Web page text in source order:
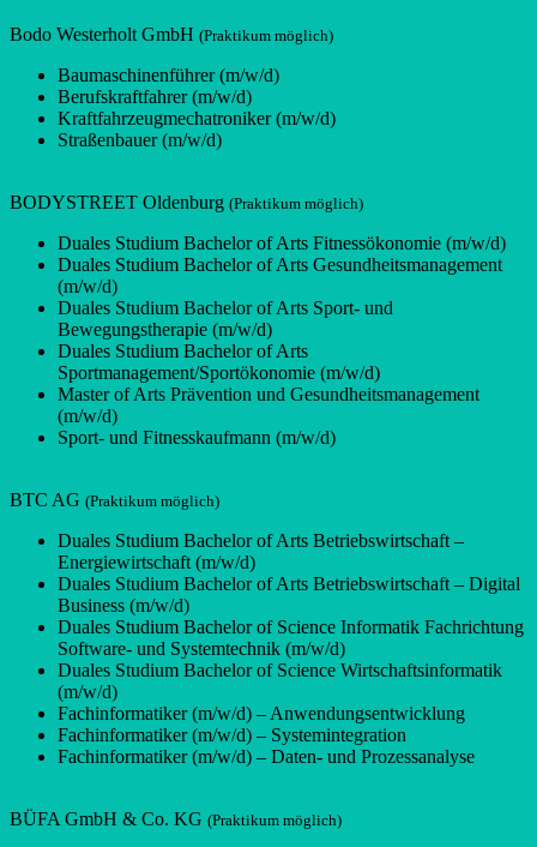
Bodo Westerholt GmbH (Praktikum möglich)
Baumaschinenführer (m/w/d)
Berufskraftfahrer (m/w/d)
Kraftfahrzeugmechatroniker (m/w/d)
Straßenbauer (m/w/d)
BODYSTREET Oldenburg (Praktikum möglich)
Duales Studium Bachelor of Arts Fitnessökonomie (m/w/d)
Duales Studium Bachelor of Arts Gesundheitsmanagement
(m/w/d)
Duales Studium Bachelor of Arts Sport- und
Bewegungstherapie (m/w/d)
Duales Studium Bachelor of Arts
Sportmanagement/Sportökonomie (m/w/d)
Master of Arts Prävention und Gesundheitsmanagement
(m/w/d)
Sport- und Fitnesskaufmann (m/w/d)
BTC AG (Praktikum möglich)
Duales Studium Bachelor of Arts Betriebswirtschaft –
Energiewirtschaft (m/w/d)
Duales Studium Bachelor of Arts Betriebswirtschaft – Digital
Business (m/w/d)
Duales Studium Bachelor of Science Informatik Fachrichtung
Software- und Systemtechnik (m/w/d)
Duales Studium Bachelor of Science Wirtschaftsinformatik
(m/w/d)
Fachinformatiker (m/w/d) – Anwendungsentwicklung
Fachinformatiker (m/w/d) – Systemintegration
Fachinformatiker (m/w/d) – Daten- und Prozessanalyse
BÜFA GmbH & Co. KG (Praktikum möglich)